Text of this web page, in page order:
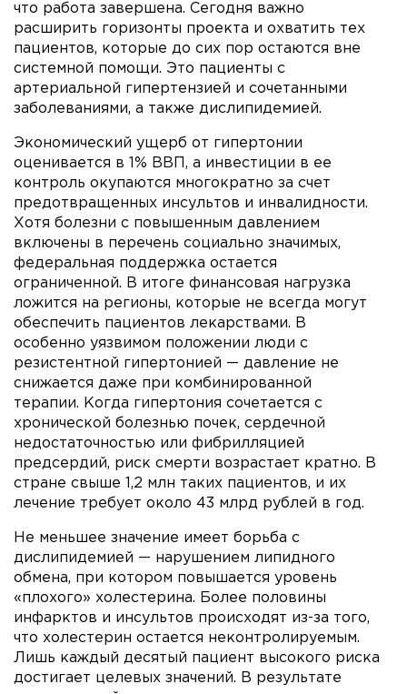
что работа завершена. Сегодня важно
расширить горизонты проекта и охватить тех
пациентов, которые до сих пор остаются вне
системной помощи. Это пациенты с
артериальной гипертензией и сочетанными
заболеваниями, а также дислипидемией.
Экономический ущерб от гипертонии
оценивается в 1% ВВП, а инвестиции в ее
контроль окупаются многократно за счет
предотвращенных инсультов и инвалидности.
Хотя болезни с повышенным давлением
включены в перечень социально значимых,
федеральная поддержка остается
ограниченной. В итоге финансовая нагрузка
ложится на регионы, которые не всегда могут
обеспечить пациентов лекарствами. В
особенно уязвимом положении люди с
резистентной гипертонией — давление не
снижается даже при комбинированной
терапии. Когда гипертония сочетается с
хронической болезнью почек, сердечной
недостаточностью или фибрилляцией
предсердий, риск смерти возрастает кратно. В
стране свыше 1,2 млн таких пациентов, и их
лечение требует около 43 млрд рублей в год.
Не меньшее значение имеет борьба с
дислипидемией — нарушением липидного
обмена, при котором повышается уровень
«плохого» холестерина. Более половины
инфарктов и инсультов происходят из-за того,
что холестерин остается неконтролируемым.
Лишь каждый десятый пациент высокого риска
достигает целевых значений. В результате